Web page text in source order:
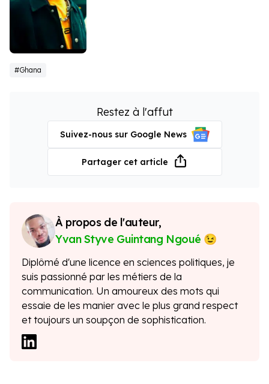
Black Sherif
#Ghana
Restez à l'affut
Suivez-nous sur Google News
Partager cet article
À propos de l'auteur,
Yvan Styve Guintang Ngoué
Diplômé d'une licence en sciences politiques, je
suis passionné par les métiers de la
communication. Un amoureux des mots qui
essaie de les manier avec le plus grand respect
et toujours un soupçon de sophistication.